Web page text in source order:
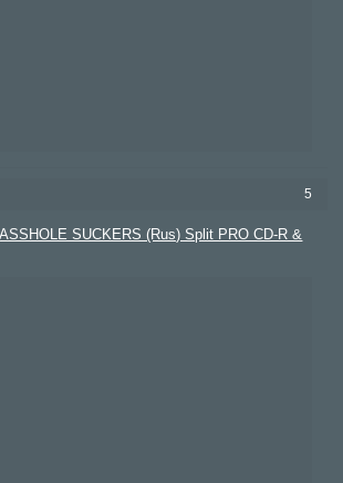
5
ASSHOLE SUCKERS (Rus) Split PRO CD-R &